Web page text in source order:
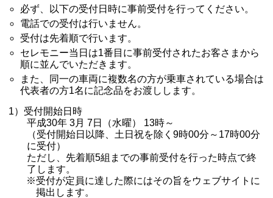
必ず、以下の受付日時に事前受付を行ってください。
電話での受付は行いません。
受付は先着順で行います。
セレモニー当日は1番目に事前受付されたお客さまから
順に並んでいただきます。
また、同一の車両に複数名の方が乗車されている場合は
代表者の方1名に記念品をお渡しします。
1）受付開始日時
平成30年 3月 7日（水曜） 13時～
（受付開始日以降、土日祝を除く9時00分～17時00分
に受付）
ただし、先着順5組までの事前受付を行った時点で終
了します。
※受付が定員に達した際にはその旨をウェブサイトに
掲出します。